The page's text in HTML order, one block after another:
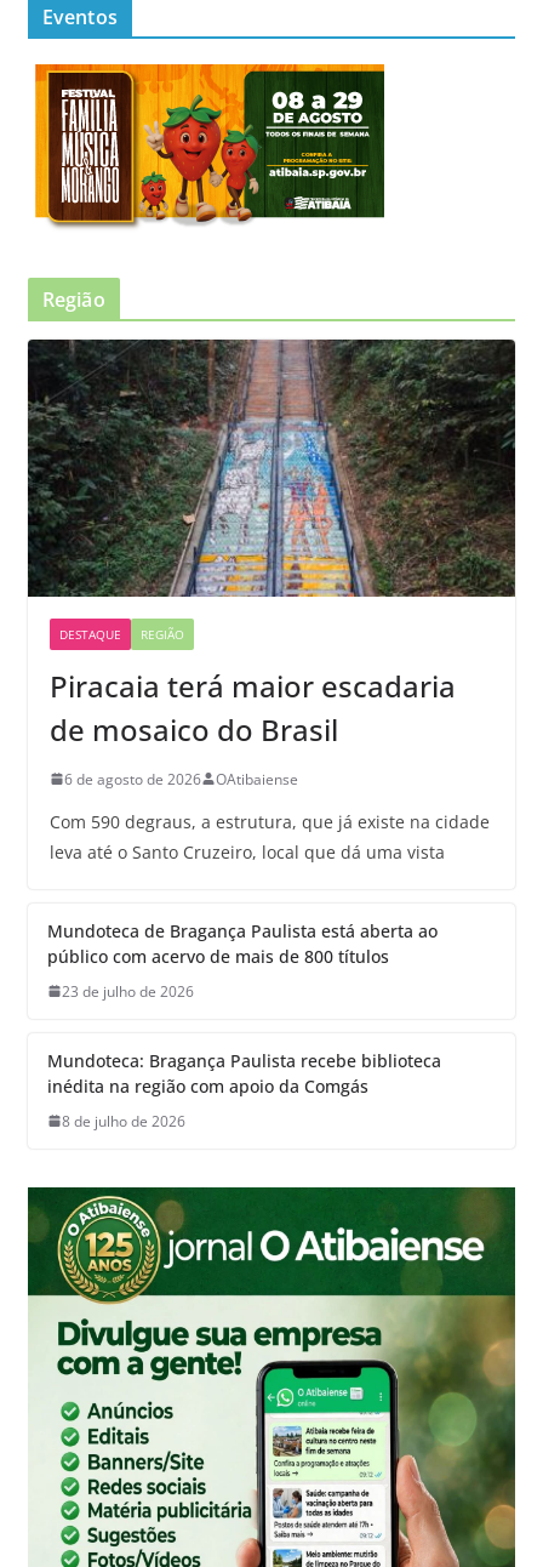
Eventos
Região
DESTAQUE REGIÃO
Piracaia terá maior escadaria
de mosaico do Brasil
6 de agosto de 2026 OAtibaiense
Com 590 degraus, a estrutura, que já existe na cidade
leva até o Santo Cruzeiro, local que dá uma vista
Mundoteca de Bragança Paulista está aberta ao
público com acervo de mais de 800 títulos
23 de julho de 2026
Mundoteca: Bragança Paulista recebe biblioteca
inédita na região com apoio da Comgás
8 de julho de 2026